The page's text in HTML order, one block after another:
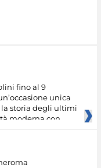
fino al 9
unica
la storia degli ultimi
moderna con